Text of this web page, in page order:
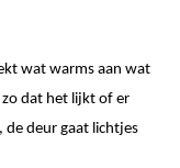
wat warms aan wat
zo dat het lijkt of er
de deur gaat lichtjes